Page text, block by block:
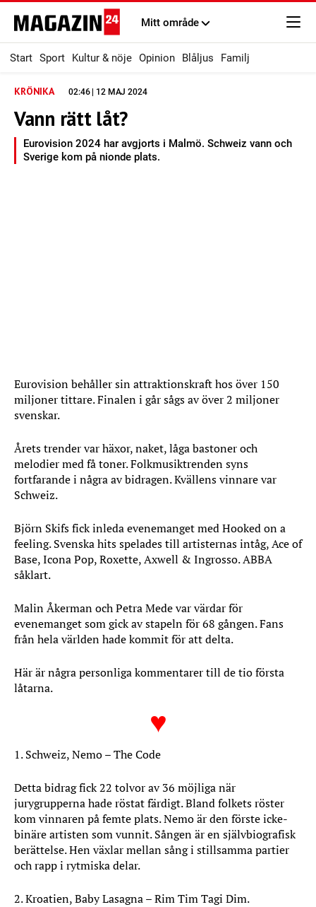
Mitt område
Start Sport Kultur & nöje Opinion Blåljus Familj
KRÖNIKA 02:46 | 12 MAJ 2024
Vann rätt låt?
Eurovision 2024 har avgjorts i Malmö. Schweiz vann och
Sverige kom på nionde plats.
Eurovision behåller sin attraktionskraft hos över 150
miljoner tittare. Finalen i går sågs av över 2 miljoner
svenskar.
Årets trender var häxor, naket, låga bastoner och
melodier med få toner. Folkmusiktrenden syns
fortfarande i några av bidragen. Kvällens vinnare var
Schweiz.
Björn Skifs fick inleda evenemanget med Hooked on a
feeling. Svenska hits spelades till artisternas intåg, Ace of
Base, Icona Pop, Roxette, Axwell & Ingrosso. ABBA
såklart.
Malin Åkerman och Petra Mede var värdar för
evenemanget som gick av stapeln för 68 gången. Fans
från hela världen hade kommit för att delta.
Här är några personliga kommentarer till de tio första
låtarna.
♥
1. Schweiz, Nemo – The Code
Detta bidrag fick 22 tolvor av 36 möjliga när
jurygrupperna hade röstat färdigt. Bland folkets röster
kom vinnaren på femte plats. Nemo är den förste icke-
binäre artisten som vunnit. Sången är en självbiografisk
berättelse. Hen växlar mellan sång i stillsamma partier
och rapp i rytmiska delar.
2. Kroatien, Baby Lasagna – Rim Tim Tagi Dim.